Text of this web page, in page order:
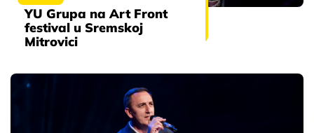
YU Grupa na Art Front
festival u Sremskoj
Mitrovici